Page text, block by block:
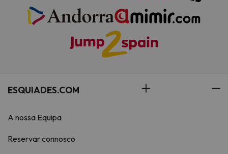
ESQUIADES.COM
A nossa Equipa
Reservar connosco